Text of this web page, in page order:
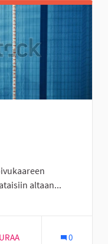
altaan...
Seinäjoki
0